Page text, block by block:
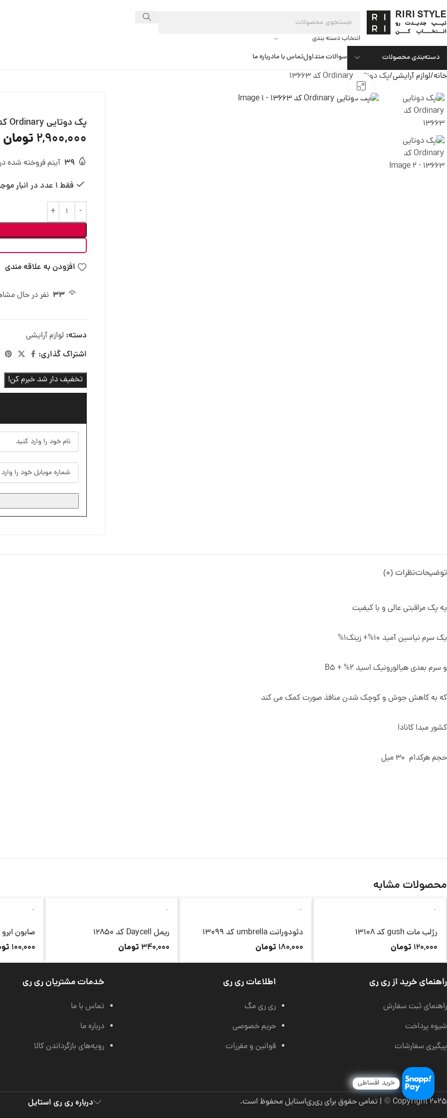
انتخاب دسته بندی
دسته‌بندی محصولات سوالات متداولتماس با مادرباره ما
خانه لوازم آرایشی پک دوتایی Ordinary کد 13663
پک دوتایی Ordinary کد 13663
2,900,000 تومان
39 آیتم فروخته شده در 24
فقط 1 عدد در انبار موجود است
افزودن به علاقه مندی
33 نفر در حال
دسته: لوازم آرایشی
اشتراک گذاری:
تخفیف دار شد خبرم کن!
توضیحاتنظرات (0)
یه پک مراقبتی عالی و با کیفیت
یک سرم نیاسین آمید 10%+ زینک1%
و سرم بعدی هیالورونیک اسید 2% + B5
که به کاهش جوش و کوچک شدن منافذ صورت کمک می کند
کشور مبدا کانادا
حجم هرکدام 30 میل
محصولات مشابه
ناموجود
رژلب مات gush کد 13108
120,000 تومان
ناموجود
دئودورانت umbrella کد 13099
180,000 تومان
ناموجود
ریمل Daycell کد 12850
340,000 تومان
ناموجود
صابون ابرو morley کد 12848
100,000
راهنمای خرید از ری ری
راهنمای ثبت سفارش
شیوه پرداخت
پیگیری سفارشات
اطلاعات ری ری
ری ری مگ
حریم خصوصی
قوانین و مقررات
خدمات مشتریان ری ری
تماس با ما
درباره ما
رویه‌های بازگرداندن کالا
Copyright 2025 © | تمامی حقوق برای ری‌ری‌استایل محفوظ است.
درباره ری ری استایل
خرید اقساطی